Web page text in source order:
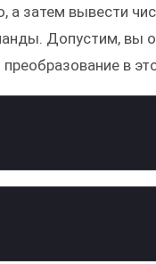
а затем вывести
Допустим, вы
в